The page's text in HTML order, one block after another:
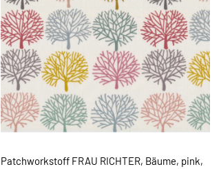
Patchworkstoff FRAU RICHTER, Bäume, pink,